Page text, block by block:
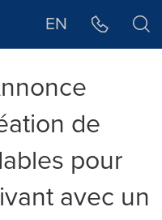
EN
de
pour
avec un